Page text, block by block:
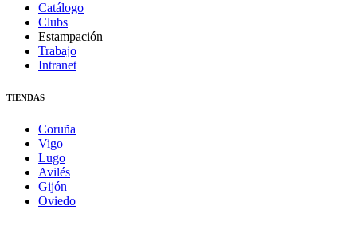
Catálogo
Clubs
Estampación
Trabajo
Intranet
TIENDAS
Coruña
Vigo
Lugo
Avilés
Gijón
Oviedo